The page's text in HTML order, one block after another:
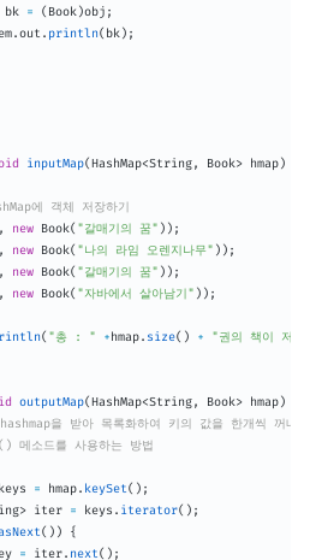
bk = ( Book)obj ;
.out . println( bk) ;
inputMap(HashMap<String, Book> hmap)
에 객체 저장하기
, new Book( "갈매기의 꿈" ) ) ;
, new Book( "나의 라임 오렌지나무" ) ) ;
, new Book( "갈매기의 꿈" ) ) ;
, new Book( "자바에서 살아남기" ) ) ;
( "총 : " +hmap. size( ) +
"권의 책이 저장
outputMap(HashMap<String, Book> hmap)
을 받아 목록화하여 키의 값을 한개씩 꺼내
소드를 사용하는 방법
= hmap. keySet( ) ;
> iter = keys . iterator( ) ;
( ) )
{
= iter. next( ) ;